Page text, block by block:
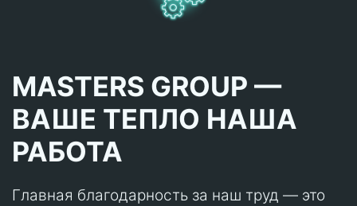
MASTERS GROUP —
ВАШЕ ТЕПЛО НАША
РАБОТА
Главная благодарность за наш труд — это